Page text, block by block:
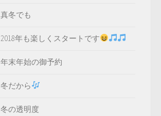
真冬でも
2018年も楽しくスタートです
年末年始の御予約
冬だから
冬の透明度